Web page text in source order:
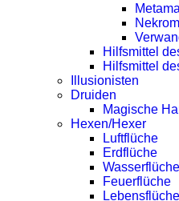
Hilfsmittel
Hilfsmittel
Illusionisten
Druiden
Magische
Hexen/Hexer
Luftflüche
Erdflüche
Wasserflüche
Feuerflüche
Lebensflüche